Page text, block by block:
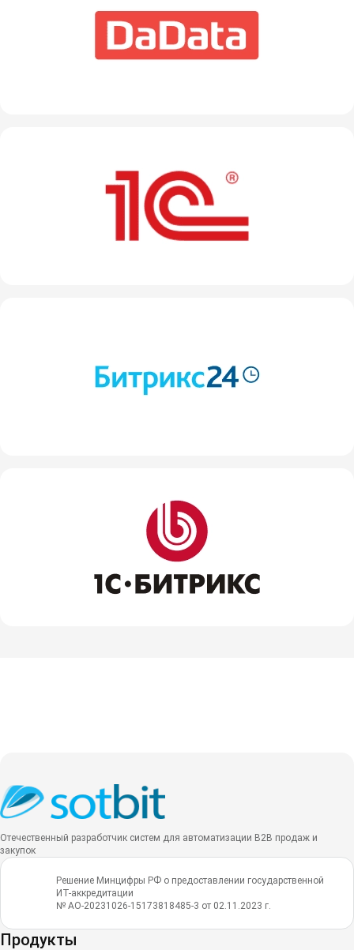
Отечественный разработчик систем для автоматизации B2B продаж и
закупок
Решение Минцифры РФ о предоставлении государственной
ИТ-аккредитации
№ АО-20231026-15173818485-3 от 02.11.2023 г.
Продукты